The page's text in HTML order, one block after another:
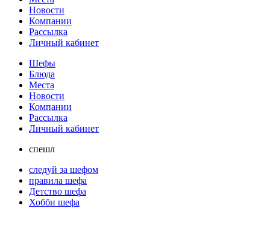
Новости
Компании
Рассылка
Личный кабинет
Шефы
Блюда
Места
Новости
Компании
Рассылка
Личный кабинет
спешл
следуй за шефом
правила шефа
Детство шефа
Хобби шефа